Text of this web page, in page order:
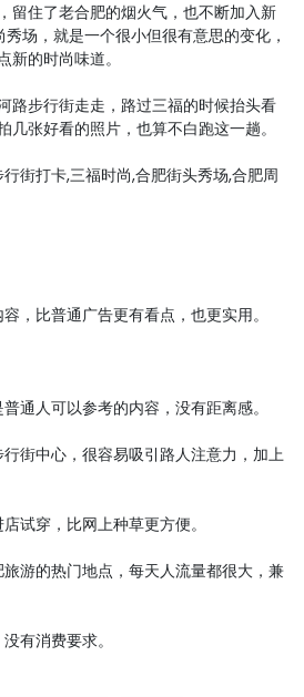
留住了老合肥的烟火气，也不断加入新
场，就是一个很小但很有意思的变化，
的时尚味道。
路步行街走走，路过三福的时候抬头看
张好看的照片，也算不白跑这一趟。
街打卡,三福时尚,合肥街头秀场,合肥周
，比普通广告更有看点，也更实用。
通人可以参考的内容，没有距离感。
街中心，很容易吸引路人注意力，加上
试穿，比网上种草更方便。
游的热门地点，每天人流量都很大，兼
有消费要求。